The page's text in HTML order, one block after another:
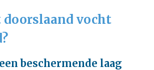
doorslaand vocht
beschermende laag